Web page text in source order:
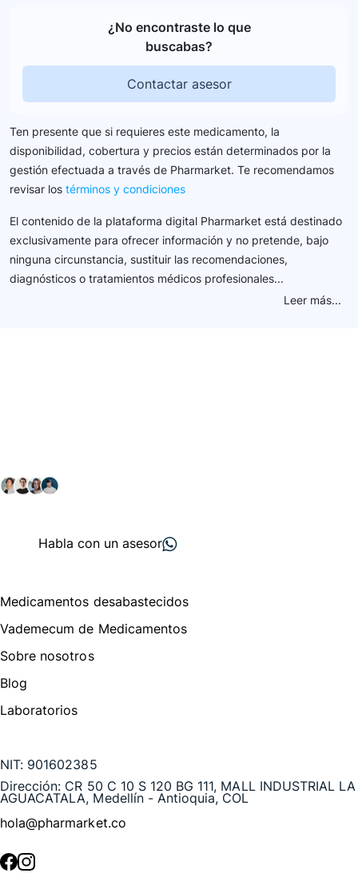
¿No encontraste lo que
buscabas?
Contactar asesor
Ten presente que si requieres este medicamento, la
disponibilidad, cobertura y precios están determinados por la
gestión efectuada a través de Pharmarket. Te recomendamos
revisar los términos y condiciones
El contenido de la plataforma digital Pharmarket está destinado
exclusivamente para ofrecer información y no pretende, bajo
ninguna circunstancia, sustituir las recomendaciones,
diagnósticos o tratamientos médicos profesionales...
Leer más...
Habla con un asesor
Medicamentos desabastecidos
Vademecum de Medicamentos
Sobre nosotros
Blog
Laboratorios
NIT: 901602385
Dirección: CR 50 C 10 S 120 BG 111, MALL INDUSTRIAL LA
AGUACATALA, Medellín - Antioquia, COL
hola@pharmarket.co